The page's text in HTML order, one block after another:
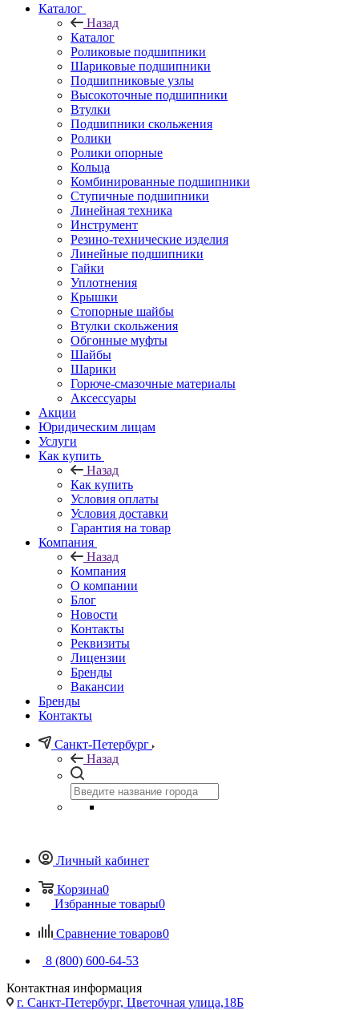
Каталог
Назад
Каталог
Роликовые подшипники
Шариковые подшипники
Подшипниковые узлы
Высокоточные подшипники
Втулки
Подшипники скольжения
Ролики
Ролики опорные
Кольца
Комбинированные подшипники
Ступичные подшипники
Линейная техника
Инструмент
Резино-технические изделия
Линейные подшипники
Гайки
Уплотнения
Крышки
Стопорные шайбы
Втулки скольжения
Обгонные муфты
Шайбы
Шарики
Горюче-смазочные материалы
Аксессуары
Акции
Юридическим лицам
Услуги
Как купить
Назад
Как купить
Условия оплаты
Условия доставки
Гарантия на товар
Компания
Назад
Компания
О компании
Блог
Новости
Контакты
Реквизиты
Лицензии
Бренды
Вакансии
Бренды
Контакты
Санкт-Петербург
Назад
Личный кабинет
Корзина0
Избранные товары0
Сравнение товаров0
8 (800) 600-64-53
Контактная информация
г. Санкт-Петербург, Цветочная улица,18Б